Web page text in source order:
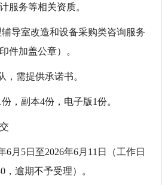
服务等相关资质。
导室改造和设备采购类咨询服务
件加盖公章）。
，需提供承诺书。
，副本4份，电子版1份。
6月5日至2026年6月11日（工作日
，逾期不予受理）。